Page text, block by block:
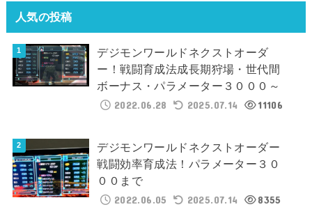
人気の投稿
デジモンワールドネクストオーダ
ー！戦闘育成法成長期狩場・世代間
ボーナス・パラメーター３０００～
2022.06.28
2025.07.14 11106
デジモンワールドネクストオーダー
戦闘効率育成法！パラメーター３０
００まで
2022.06.05
2025.07.14 8355